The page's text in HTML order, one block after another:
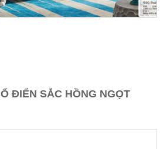
ĐIỂN SẮC HỒNG NGỌT